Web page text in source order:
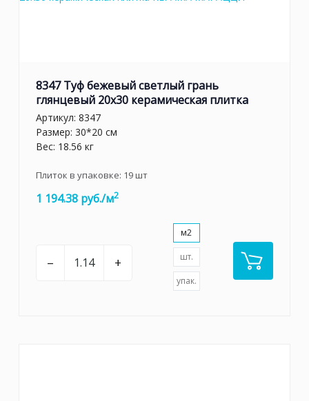
8347 Туф бежевый светлый грань
глянцевый 20х30 керамическая плитка
Артикул: 8347
Размер: 30*20 см
Вес: 18.56 кг
Плиток в упаковке: 19шт
1 194.38 руб./м2
– +
м2
шт.
упак.